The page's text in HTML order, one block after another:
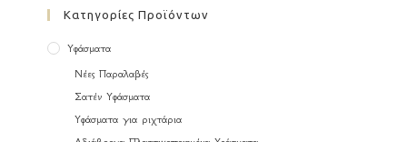
Κατηγορίες Προϊόντων
Υφάσματα
Νέες Παραλαβές
Σατέν Υφάσματα
Υφάσματα για ριχτάρια